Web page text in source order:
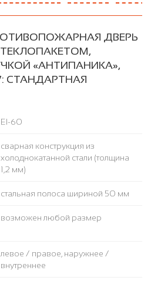
ДВЕРЬ
«АНТИПАНИКА»,
СТАНДАРТНАЯ
EI-60
сварная конструкция из
холоднокатанной стали (толщина
1,2 мм)
стальная полоса шириной 50 мм
возможен любой размер
левое / правое, наружнее /
внутреннее